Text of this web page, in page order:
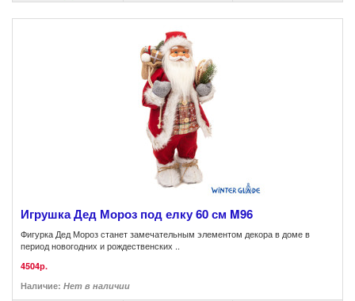
Игрушка Дед Мороз под елку 60 см M96
Фигурка Дед Мороз станет замечательным элементом декора в доме в
период новогодних и рождественских ..
4504р.
Наличие: Нет в наличии